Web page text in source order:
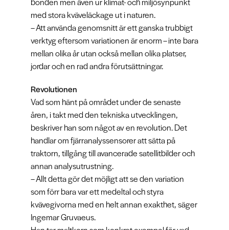
med stora kväveläckage ut i naturen.
– Att använda genomsnitt är ett ganska trubbigt
verktyg eftersom variationen är enorm – inte bara
mellan olika år utan också mellan olika platser,
jordar och en rad andra förutsättningar.
Revolutionen
Vad som hänt på området under de senaste
åren, i takt med den tekniska utvecklingen,
beskriver han som något av en revolution. Det
handlar om fjärranalyssensorer att sätta på
traktorn, tillgång till avancerade satellitbilder och
annan analysutrustning.
– Allt detta gör det möjligt att se den variation
som förr bara var ett medeltal och styra
kvävegivorna med en helt annan exakthet, säger
Ingemar Gruvaeus.